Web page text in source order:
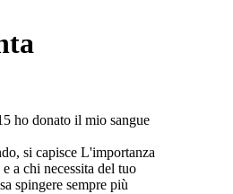
ho donato il mio sangue
si capisce L'importanza
a chi necessita del tuo
spingere sempre più